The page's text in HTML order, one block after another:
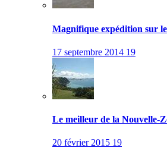
Magnifique expédition sur
17 septembre 2014 19
Le meilleur de la Nouvelle-
20 février 2015 19